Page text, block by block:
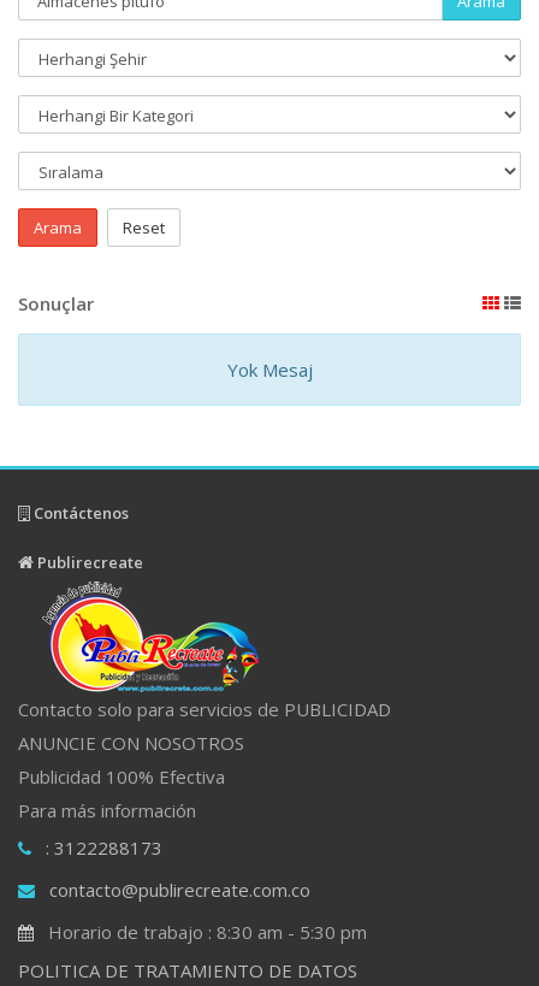
Arama Reset
Sonuçlar
Yok Mesaj
Contáctenos
Publirecreate
Contacto solo para servicios de PUBLICIDAD
ANUNCIE CON NOSOTROS
Publicidad 100% Efectiva
Para más información
: 3122288173
contacto@publirecreate.com.co
Horario de trabajo : 8:30 am - 5:30 pm
POLITICA DE TRATAMIENTO DE DATOS